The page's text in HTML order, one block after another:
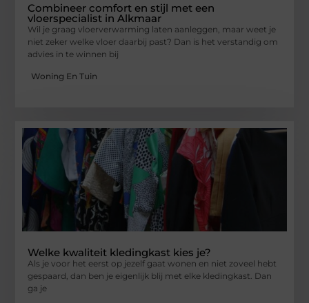
Combineer comfort en stijl met een
vloerspecialist in Alkmaar
Wil je graag vloerverwarming laten aanleggen, maar weet je
niet zeker welke vloer daarbij past? Dan is het verstandig om
advies in te winnen bij
Woning En Tuin
Welke kwaliteit kledingkast kies je?
Als je voor het eerst op jezelf gaat wonen en niet zoveel hebt
gespaard, dan ben je eigenlijk blij met elke kledingkast. Dan
ga je